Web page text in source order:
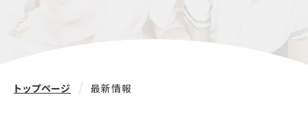
トップページ 最新情報